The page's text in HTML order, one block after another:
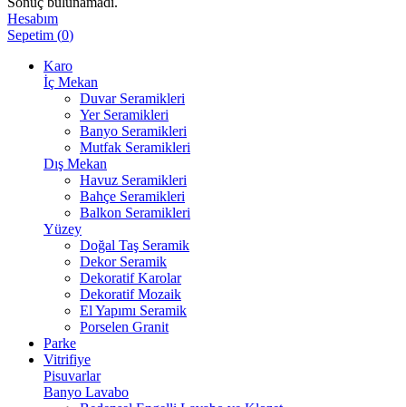
Hesabım
Sepetim (0)
Karo
İç Mekan
Duvar Seramikleri
Yer Seramikleri
Banyo Seramikleri
Mutfak Seramikleri
Dış Mekan
Havuz Seramikleri
Bahçe Seramikleri
Balkon Seramikleri
Yüzey
Doğal Taş Seramik
Dekor Seramik
Dekoratif Karolar
Dekoratif Mozaik
El Yapımı Seramik
Porselen Granit
Parke
Vitrifiye
Pisuvarlar
Banyo Lavabo